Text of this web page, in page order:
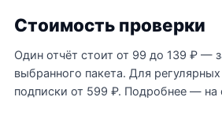
Стоимость проверки
Один отчёт стоит от 99 до 139 ₽ —
выбранного пакета. Для
подписки от 599 ₽. Подробнее — на